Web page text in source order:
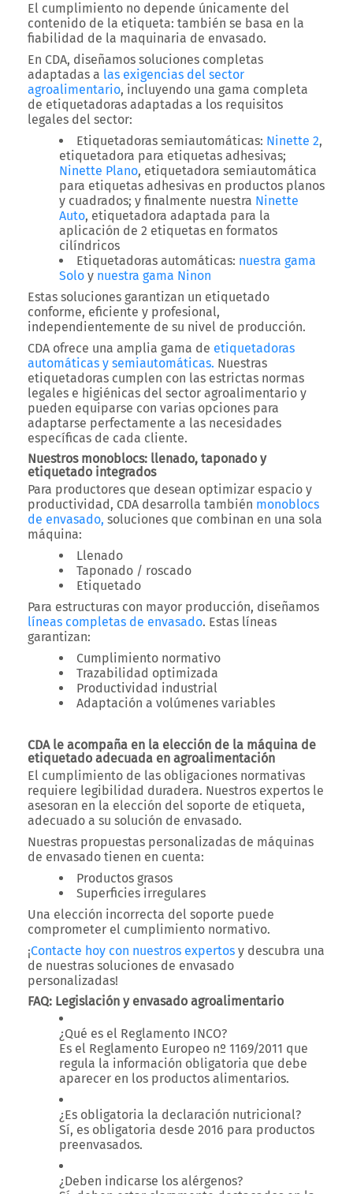
El cumplimiento no depende únicamente del
contenido de la etiqueta: también se basa en la
fiabilidad de la maquinaria de envasado.
En CDA, diseñamos soluciones completas
adaptadas a las exigencias del sector
agroalimentario, incluyendo una gama completa
de etiquetadoras adaptadas a los requisitos
legales del sector:
Etiquetadoras semiautomáticas: Ninette 2,
etiquetadora para etiquetas adhesivas;
Ninette Plano, etiquetadora semiautomática
para etiquetas adhesivas en productos planos
y cuadrados; y finalmente nuestra Ninette
Auto, etiquetadora adaptada para la
aplicación de 2 etiquetas en formatos
cilíndricos
Etiquetadoras automáticas: nuestra gama
Solo y nuestra gama Ninon
Estas soluciones garantizan un etiquetado
conforme, eficiente y profesional,
independientemente de su nivel de producción.
CDA ofrece una amplia gama de etiquetadoras
automáticas y semiautomáticas. Nuestras
etiquetadoras cumplen con las estrictas normas
legales e higiénicas del sector agroalimentario y
pueden equiparse con varias opciones para
adaptarse perfectamente a las necesidades
específicas de cada cliente.
Nuestros monoblocs: llenado, taponado y
etiquetado integrados
Para productores que desean optimizar espacio y
productividad, CDA desarrolla también monoblocs
de envasado, soluciones que combinan en una sola
máquina:
Llenado
Taponado / roscado
Etiquetado
Para estructuras con mayor producción, diseñamos
líneas completas de envasado. Estas líneas
garantizan:
Cumplimiento normativo
Trazabilidad optimizada
Productividad industrial
Adaptación a volúmenes variables
CDA le acompaña en la elección de la máquina de
etiquetado adecuada en agroalimentación
El cumplimiento de las obligaciones normativas
requiere legibilidad duradera. Nuestros expertos le
asesoran en la elección del soporte de etiqueta,
adecuado a su solución de envasado.
Nuestras propuestas personalizadas de máquinas
de envasado tienen en cuenta:
Productos grasos
Superficies irregulares
Una elección incorrecta del soporte puede
comprometer el cumplimiento normativo.
¡Contacte hoy con nuestros expertos y descubra una
de nuestras soluciones de envasado
personalizadas!
FAQ: Legislación y envasado agroalimentario
¿Qué es el Reglamento INCO?
Es el Reglamento Europeo nº 1169/2011 que
regula la información obligatoria que debe
aparecer en los productos alimentarios.
¿Es obligatoria la declaración nutricional?
Sí, es obligatoria desde 2016 para productos
preenvasados.
¿Deben indicarse los alérgenos?